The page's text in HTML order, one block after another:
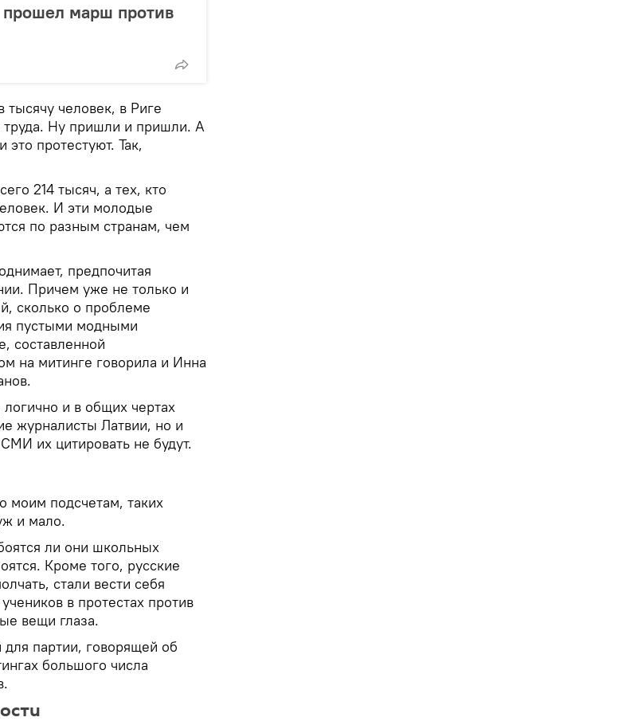
прошел марш против
человек, в Риге
Ну пришли и пришли. А
протестуют. Так,
214 тысяч, а тех, кто
И эти молодые
по разным странам, чем
предпочитая
Причем уже не только и
сколько о проблеме
пустыми модными
составленной
на митинге говорила и Инна
и в общих чертах
журналисты Латвии, но и
их цитировать не будут.
моим подсчетам, таких
и мало.
ли они школьных
Кроме того, русские
стали вести себя
в протестах против
вещи глаза.
партии, говорящей об
большого числа